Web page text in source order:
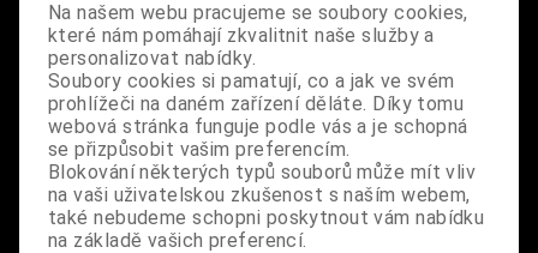
Dodání dny:skladem
ks
Koupit
Tabulky velikostí: zde
Výrobce: import UK
Katalogové číslo: DOSDSVIBPUS7436
Záruka (měsíců):24
Dotaz na výrobek
Tisk
Na našem webu pracujeme se soubory cookies,
které nám pomáhají zkvalitnit naše služby a
personalizovat nabídky.
Soubory cookies si pamatují, co a jak ve svém
prohlížeči na daném zařízení děláte. Díky tomu
webová stránka funguje podle vás a je schopná
se přizpůsobit vašim preferencím.
Blokování některých typů souborů může mít vliv
na vaši uživatelskou zkušenost s naším webem,
také nebudeme schopni poskytnout vám nabídku
na základě vašich preferencí.